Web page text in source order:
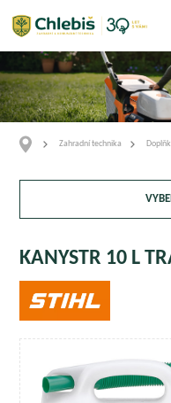
Zahradní technika
KANYSTR 10 L